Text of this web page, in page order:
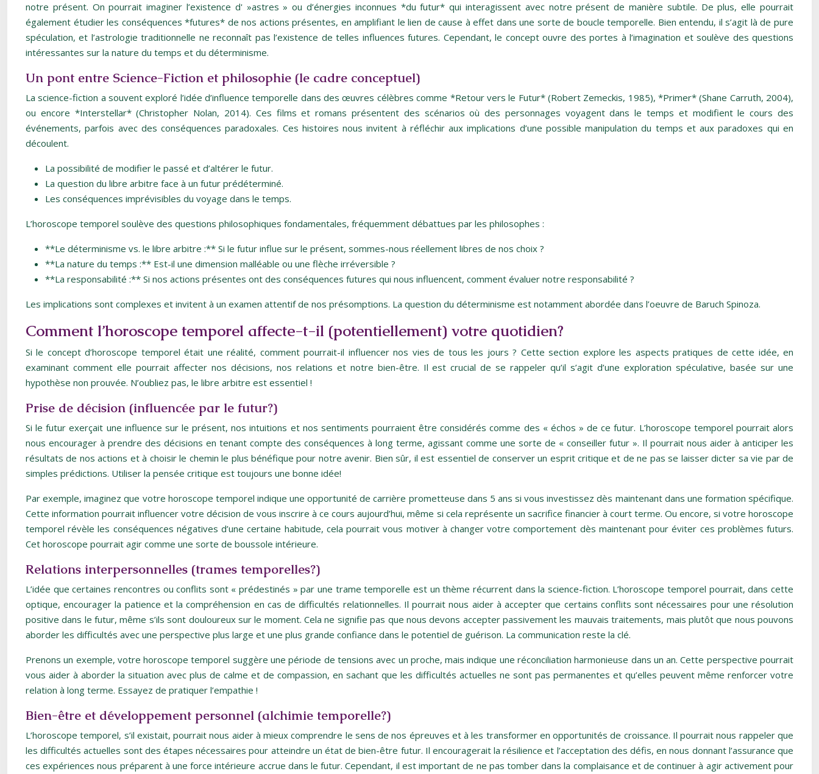
notre présent. On pourrait imaginer l’existence d' »astres » ou d’énergies inconnues *du futur* qui interagissent avec notre présent de manière subtile. De plus, elle pourrait
également étudier les conséquences *futures* de nos actions présentes, en amplifiant le lien de cause à effet dans une sorte de boucle temporelle. Bien entendu, il s’agit là de pure
spéculation, et l’astrologie traditionnelle ne reconnaît pas l’existence de telles influences futures. Cependant, le concept ouvre des portes à l’imagination et soulève des questions
intéressantes sur la nature du temps et du déterminisme.
Un pont entre Science-Fiction et philosophie (le cadre conceptuel)
La science-fiction a souvent exploré l’idée d’influence temporelle dans des œuvres célèbres comme *Retour vers le Futur* (Robert Zemeckis, 1985), *Primer* (Shane Carruth, 2004),
ou encore *Interstellar* (Christopher Nolan, 2014). Ces films et romans présentent des scénarios où des personnages voyagent dans le temps et modifient le cours des
événements, parfois avec des conséquences paradoxales. Ces histoires nous invitent à réfléchir aux implications d’une possible manipulation du temps et aux paradoxes qui en
découlent.
La possibilité de modifier le passé et d’altérer le futur.
La question du libre arbitre face à un futur prédéterminé.
Les conséquences imprévisibles du voyage dans le temps.
L’horoscope temporel soulève des questions philosophiques fondamentales, fréquemment débattues par les philosophes :
**Le déterminisme vs. le libre arbitre :** Si le futur influe sur le présent, sommes-nous réellement libres de nos choix ?
**La nature du temps :** Est-il une dimension malléable ou une flèche irréversible ?
**La responsabilité :** Si nos actions présentes ont des conséquences futures qui nous influencent, comment évaluer notre responsabilité ?
Les implications sont complexes et invitent à un examen attentif de nos présomptions. La question du déterminisme est notamment abordée dans l’oeuvre de Baruch Spinoza.
Comment l’horoscope temporel affecte-t-il (potentiellement) votre quotidien?
Si le concept d’horoscope temporel était une réalité, comment pourrait-il influencer nos vies de tous les jours ? Cette section explore les aspects pratiques de cette idée, en
examinant comment elle pourrait affecter nos décisions, nos relations et notre bien-être. Il est crucial de se rappeler qu’il s’agit d’une exploration spéculative, basée sur une
hypothèse non prouvée. N’oubliez pas, le libre arbitre est essentiel !
Prise de décision (influencée par le futur?)
Si le futur exerçait une influence sur le présent, nos intuitions et nos sentiments pourraient être considérés comme des « échos » de ce futur. L’horoscope temporel pourrait alors
nous encourager à prendre des décisions en tenant compte des conséquences à long terme, agissant comme une sorte de « conseiller futur ». Il pourrait nous aider à anticiper les
résultats de nos actions et à choisir le chemin le plus bénéfique pour notre avenir. Bien sûr, il est essentiel de conserver un esprit critique et de ne pas se laisser dicter sa vie par de
simples prédictions. Utiliser la pensée critique est toujours une bonne idée!
Par exemple, imaginez que votre horoscope temporel indique une opportunité de carrière prometteuse dans 5 ans si vous investissez dès maintenant dans une formation spécifique.
Cette information pourrait influencer votre décision de vous inscrire à ce cours aujourd’hui, même si cela représente un sacrifice financier à court terme. Ou encore, si votre horoscope
temporel révèle les conséquences négatives d’une certaine habitude, cela pourrait vous motiver à changer votre comportement dès maintenant pour éviter ces problèmes futurs.
Cet horoscope pourrait agir comme une sorte de boussole intérieure.
Relations interpersonnelles (trames temporelles?)
L’idée que certaines rencontres ou conflits sont « prédestinés » par une trame temporelle est un thème récurrent dans la science-fiction. L’horoscope temporel pourrait, dans cette
optique, encourager la patience et la compréhension en cas de difficultés relationnelles. Il pourrait nous aider à accepter que certains conflits sont nécessaires pour une résolution
positive dans le futur, même s’ils sont douloureux sur le moment. Cela ne signifie pas que nous devons accepter passivement les mauvais traitements, mais plutôt que nous pouvons
aborder les difficultés avec une perspective plus large et une plus grande confiance dans le potentiel de guérison. La communication reste la clé.
Prenons un exemple, votre horoscope temporel suggère une période de tensions avec un proche, mais indique une réconciliation harmonieuse dans un an. Cette perspective pourrait
vous aider à aborder la situation avec plus de calme et de compassion, en sachant que les difficultés actuelles ne sont pas permanentes et qu’elles peuvent même renforcer votre
relation à long terme. Essayez de pratiquer l’empathie !
Bien-être et développement personnel (alchimie temporelle?)
L’horoscope temporel, s’il existait, pourrait nous aider à mieux comprendre le sens de nos épreuves et à les transformer en opportunités de croissance. Il pourrait nous rappeler que
les difficultés actuelles sont des étapes nécessaires pour atteindre un état de bien-être futur. Il encouragerait la résilience et l’acceptation des défis, en nous donnant l’assurance que
ces expériences nous préparent à une force intérieure accrue dans le futur. Cependant, il est important de ne pas tomber dans la complaisance et de continuer à agir activement pour